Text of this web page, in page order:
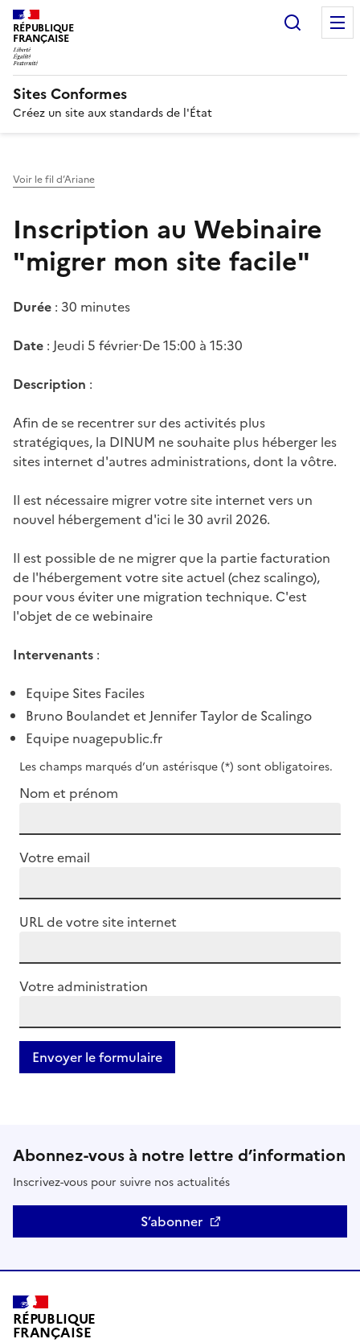
RÉPUBLIQUE
FRANÇAISE
Sites Conformes
Créez un site aux standards de l'État
Voir le fil d’Ariane
Inscription au Webinaire
"migrer mon site facile"
Durée : 30 minutes
Date : Jeudi 5 février⋅De 15:00 à 15:30
Description :
Afin de se recentrer sur des activités plus
stratégiques, la DINUM ne souhaite plus héberger les
sites internet d'autres administrations, dont la vôtre.
Il est nécessaire migrer votre site internet vers un
nouvel hébergement d'ici le 30 avril 2026.
Il est possible de ne migrer que la partie facturation
de l'hébergement votre site actuel (chez scalingo),
pour vous éviter une migration technique. C'est
l'objet de ce webinaire
Intervenants :
Equipe Sites Faciles
Bruno Boulandet et Jennifer Taylor de Scalingo
Equipe nuagepublic.fr
Les champs marqués d’un astérisque (*) sont obligatoires.
Nom et prénom
Votre email
URL de votre site internet
Votre administration
Abonnez-vous à notre lettre d’information
Inscrivez-vous pour suivre nos actualités
S’abonner
RÉPUBLIQUE
FRANÇAISE